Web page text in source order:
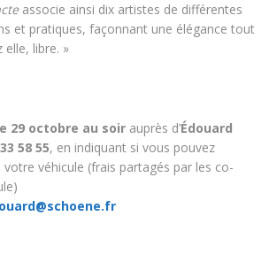
associe ainsi dix artistes de différentes
et pratiques, façonnant une élégance tout
libre. »
29 octobre au soir auprès d’Édouard
58 55, en indiquant si vous pouvez
véhicule (frais partagés par les co-